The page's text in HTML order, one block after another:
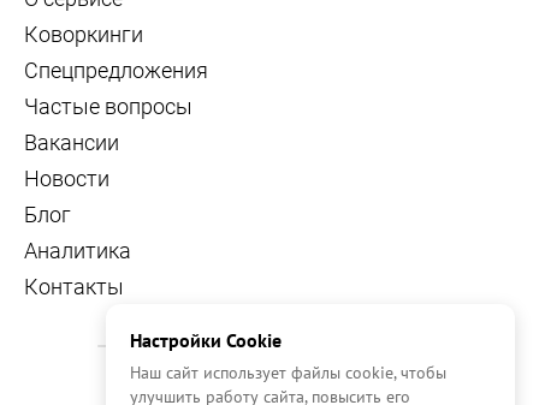
Коворкинги
Спецпредложения
Частые вопросы
Вакансии
Новости
Блог
Аналитика
Контакты
Настройки Cookie
Наш сайт использует файлы cookie, чтобы
улучшить работу сайта, повысить его